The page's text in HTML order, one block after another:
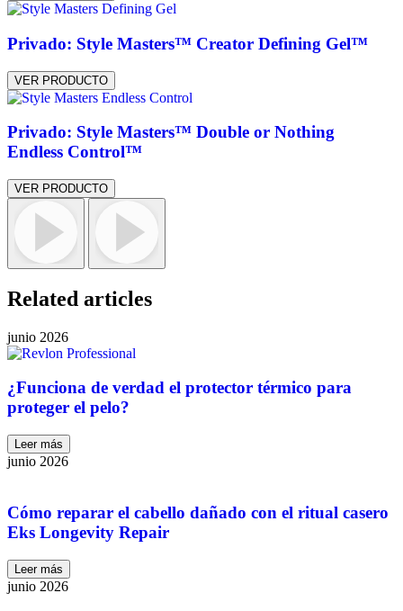
Privado: Style Masters™ Creator Defining Gel™
VER PRODUCTO
Privado: Style Masters™ Double or Nothing
Endless Control™
VER PRODUCTO
Related articles
junio 2026
¿Funciona de verdad el protector térmico para
proteger el pelo?
Leer más
junio 2026
Cómo reparar el cabello dañado con el ritual casero
Eks Longevity Repair
Leer más
junio 2026